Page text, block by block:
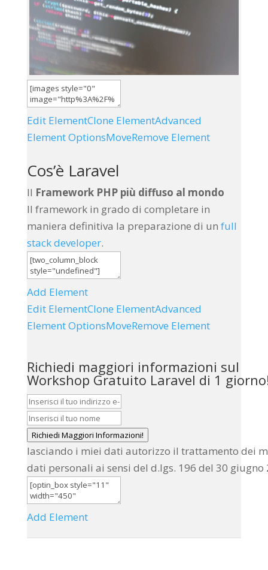
Edit ElementClone ElementAdvanced
Element OptionsMoveRemove Element
Cos’è Laravel
Il Framework PHP più diffuso al mondo
Il framework in grado di completare in
maniera definitiva la preparazione di un full
stack developer.
Add Element
Edit ElementClone ElementAdvanced
Element OptionsMoveRemove Element
Richiedi maggiori informazioni sul
Workshop Gratuito Laravel di 1
Richiedi Maggiori Informazioni!
lasciando i miei dati autorizzo il trattamento dei
dati personali ai sensi del d.lgs. 196 del 30 giugno
Add Element